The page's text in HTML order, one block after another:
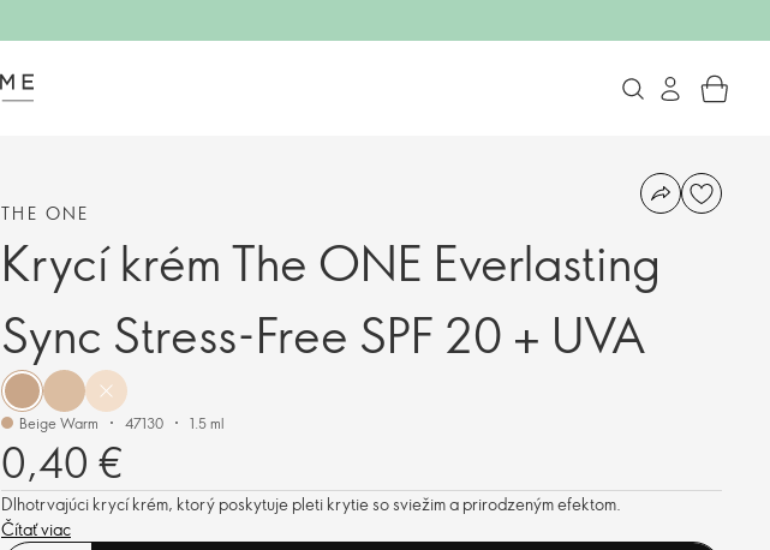
THE ONE
Krycí krém The ONE Everlasting
Sync Stress-Free SPF 20 + UVA
Beige Warm 47130 1.5 ml
0,40 €
Dlhotrvajúci krycí krém, ktorý poskytuje pleti krytie so sviežim a prirodzeným efektom.
Čítať viac